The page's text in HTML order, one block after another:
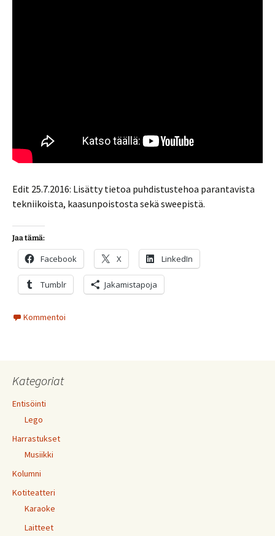
Edit 25.7.2016: Lisätty tietoa puhdistustehoa parantavista
tekniikoista, kaasunpoistosta sekä sweepistä.
Jaa tämä:
Facebook X LinkedIn
Tumblr Jakamistapoja
Kommentoi
Kategoriat
Entisöinti
Lego
Harrastukset
Musiikki
Kolumni
Kotiteatteri
Karaoke
Laitteet